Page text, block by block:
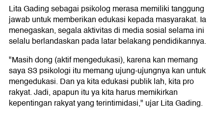
Lita Gading sebagai psikolog merasa memiliki tanggung
jawab untuk memberikan edukasi kepada masyarakat. Ia
menegaskan, segala aktivitas di media sosial selama ini
selalu berlandaskan pada latar belakang pendidikannya.
"Masih dong (aktif mengedukasi), karena kan memang
saya S3 psikologi itu memang ujung-ujungnya kan untuk
mengedukasi. Dan ya kita edukasi publik lah, kita pro
rakyat. Jadi, apapun itu ya kita harus memikirkan
kepentingan rakyat yang terintimidasi," ujar Lita Gading.